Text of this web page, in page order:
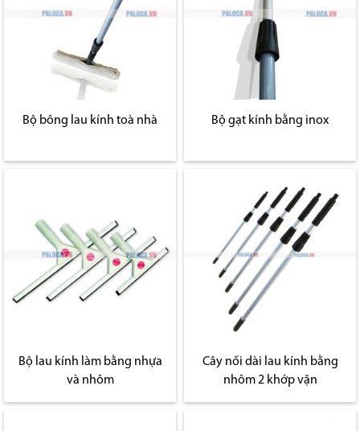
Bộ bông lau kính toà nhà Bộ gạt kính bằng inox
Bộ lau kính làm bằng nhựa
và nhôm
Cây nối dài lau kính bằng
nhôm 2 khớp vặn